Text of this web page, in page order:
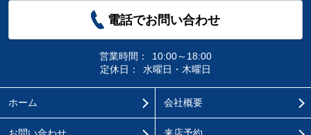
電話でお問い合わせ
営業時間：
10:00～18:00
定休日：
水曜日・木曜日
ホーム 会社概要